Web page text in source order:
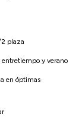
plaza
entretiempo y verano
en óptimas